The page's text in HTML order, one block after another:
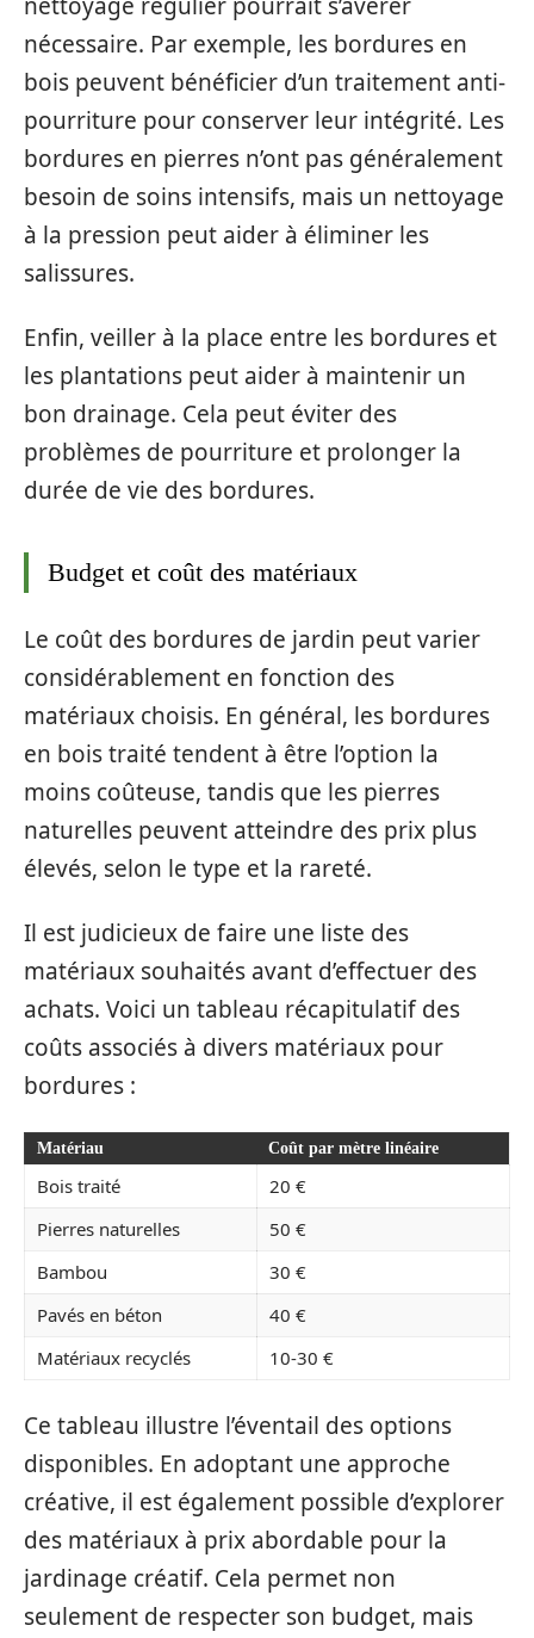
nécessaire. Par exemple, les bordures en
bois peuvent bénéficier d’un traitement anti-
pourriture pour conserver leur intégrité. Les
bordures en pierres n’ont pas généralement
besoin de soins intensifs, mais un nettoyage
à la pression peut aider à éliminer les
salissures.
Enfin, veiller à la place entre les bordures et
les plantations peut aider à maintenir un
bon drainage. Cela peut éviter des
problèmes de pourriture et prolonger la
durée de vie des bordures.
Budget et coût des matériaux
Le coût des bordures de jardin peut varier
considérablement en fonction des
matériaux choisis. En général, les bordures
en bois traité tendent à être l’option la
moins coûteuse, tandis que les pierres
naturelles peuvent atteindre des prix plus
élevés, selon le type et la rareté.
Il est judicieux de faire une liste des
matériaux souhaités avant d’effectuer des
achats. Voici un tableau récapitulatif des
coûts associés à divers matériaux pour
bordures :
Matériau Coût par mètre linéaire
Bois traité
20 €
Pierres naturelles
50 €
Bambou
30 €
Pavés en béton
40 €
Matériaux recyclés
10-30 €
Ce tableau illustre l’éventail des options
disponibles. En adoptant une approche
créative, il est également possible d’explorer
des matériaux à prix abordable pour la
jardinage créatif. Cela permet non
seulement de respecter son budget, mais